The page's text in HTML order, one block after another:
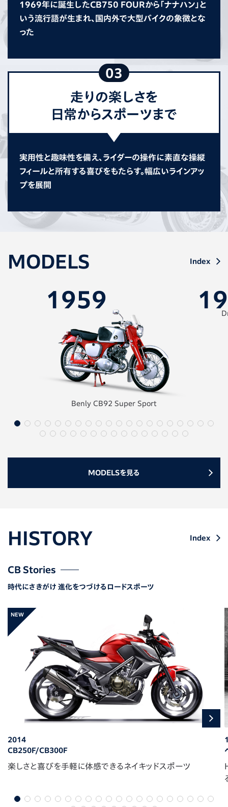
1969年に誕生したCB750 FOURから「ナナハン」と
いう流行語が生まれ、国内外で大型バイクの象徴とな
った
03
走りの楽しさを
日常からスポーツまで
実用性と趣味性を備え、ライダーの操作に素直な操縦
フィールと所有する喜びをもたらす。幅広いラインアッ
プを展開
MODELS Index
1959
Benly CB92 Super Sport
MODELSを見る
HISTORY Index
CB Stories
時代にさきがけ 進化をつづけるロードスポーツ
2014
CB250F/CB300F
楽しさと喜びを手軽に体感できるネイキッドスポーツ